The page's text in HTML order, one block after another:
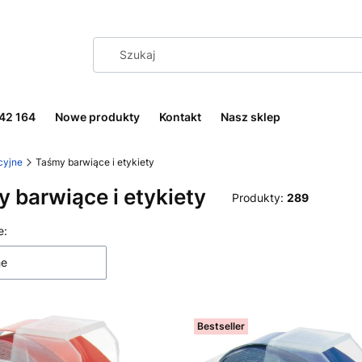
164 Nowe produkty Kontakt Nasz sklep
Taśmy barwiące i etykiety
barwiące i etykiety Produkty: 289
Bestseller